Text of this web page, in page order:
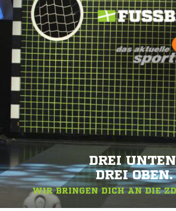
DREI
DREI OBEN.
WIR BRINGEN DICH AN DIE